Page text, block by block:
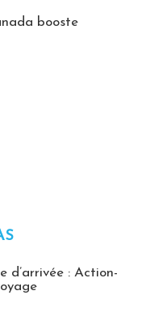
booste
d’arrivée : Action-